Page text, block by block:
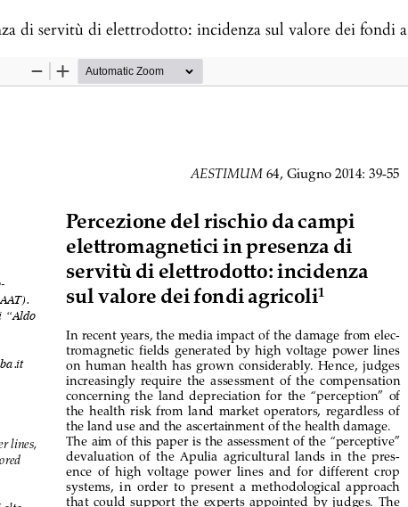
servitù di elettrodotto: incidenza sul valore dei fondi agricoli